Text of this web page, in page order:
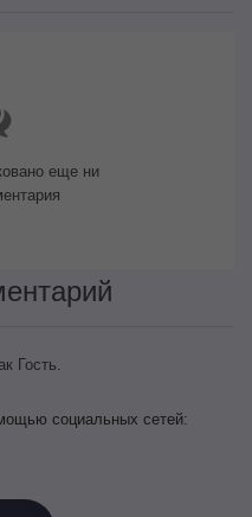
еще ни
Гость.
социальных сетей: